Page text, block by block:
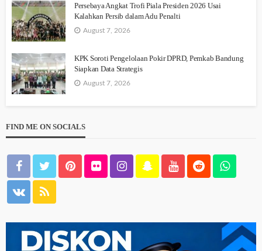
Persebaya Angkat Trofi Piala Presiden 2026 Usai
Kalahkan Persib dalam Adu Penalti
August 7, 2026
KPK Soroti Pengelolaan Pokir DPRD, Pemkab Bandung
Siapkan Data Strategis
August 7, 2026
FIND ME ON SOCIALS